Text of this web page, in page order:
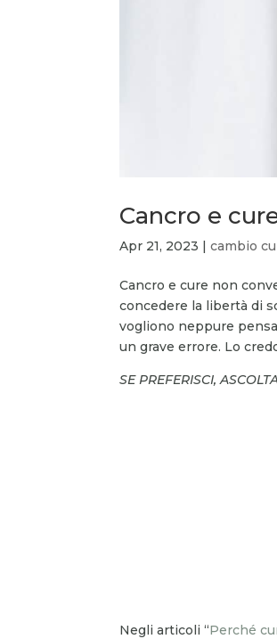
Cancro e
Apr 21, 2023 |cambio
Cancro e cure non
concedere la libertà di
vogliono neppure
un grave errore. Lo
SE PREFERISCI,
Negli articoli “Perché